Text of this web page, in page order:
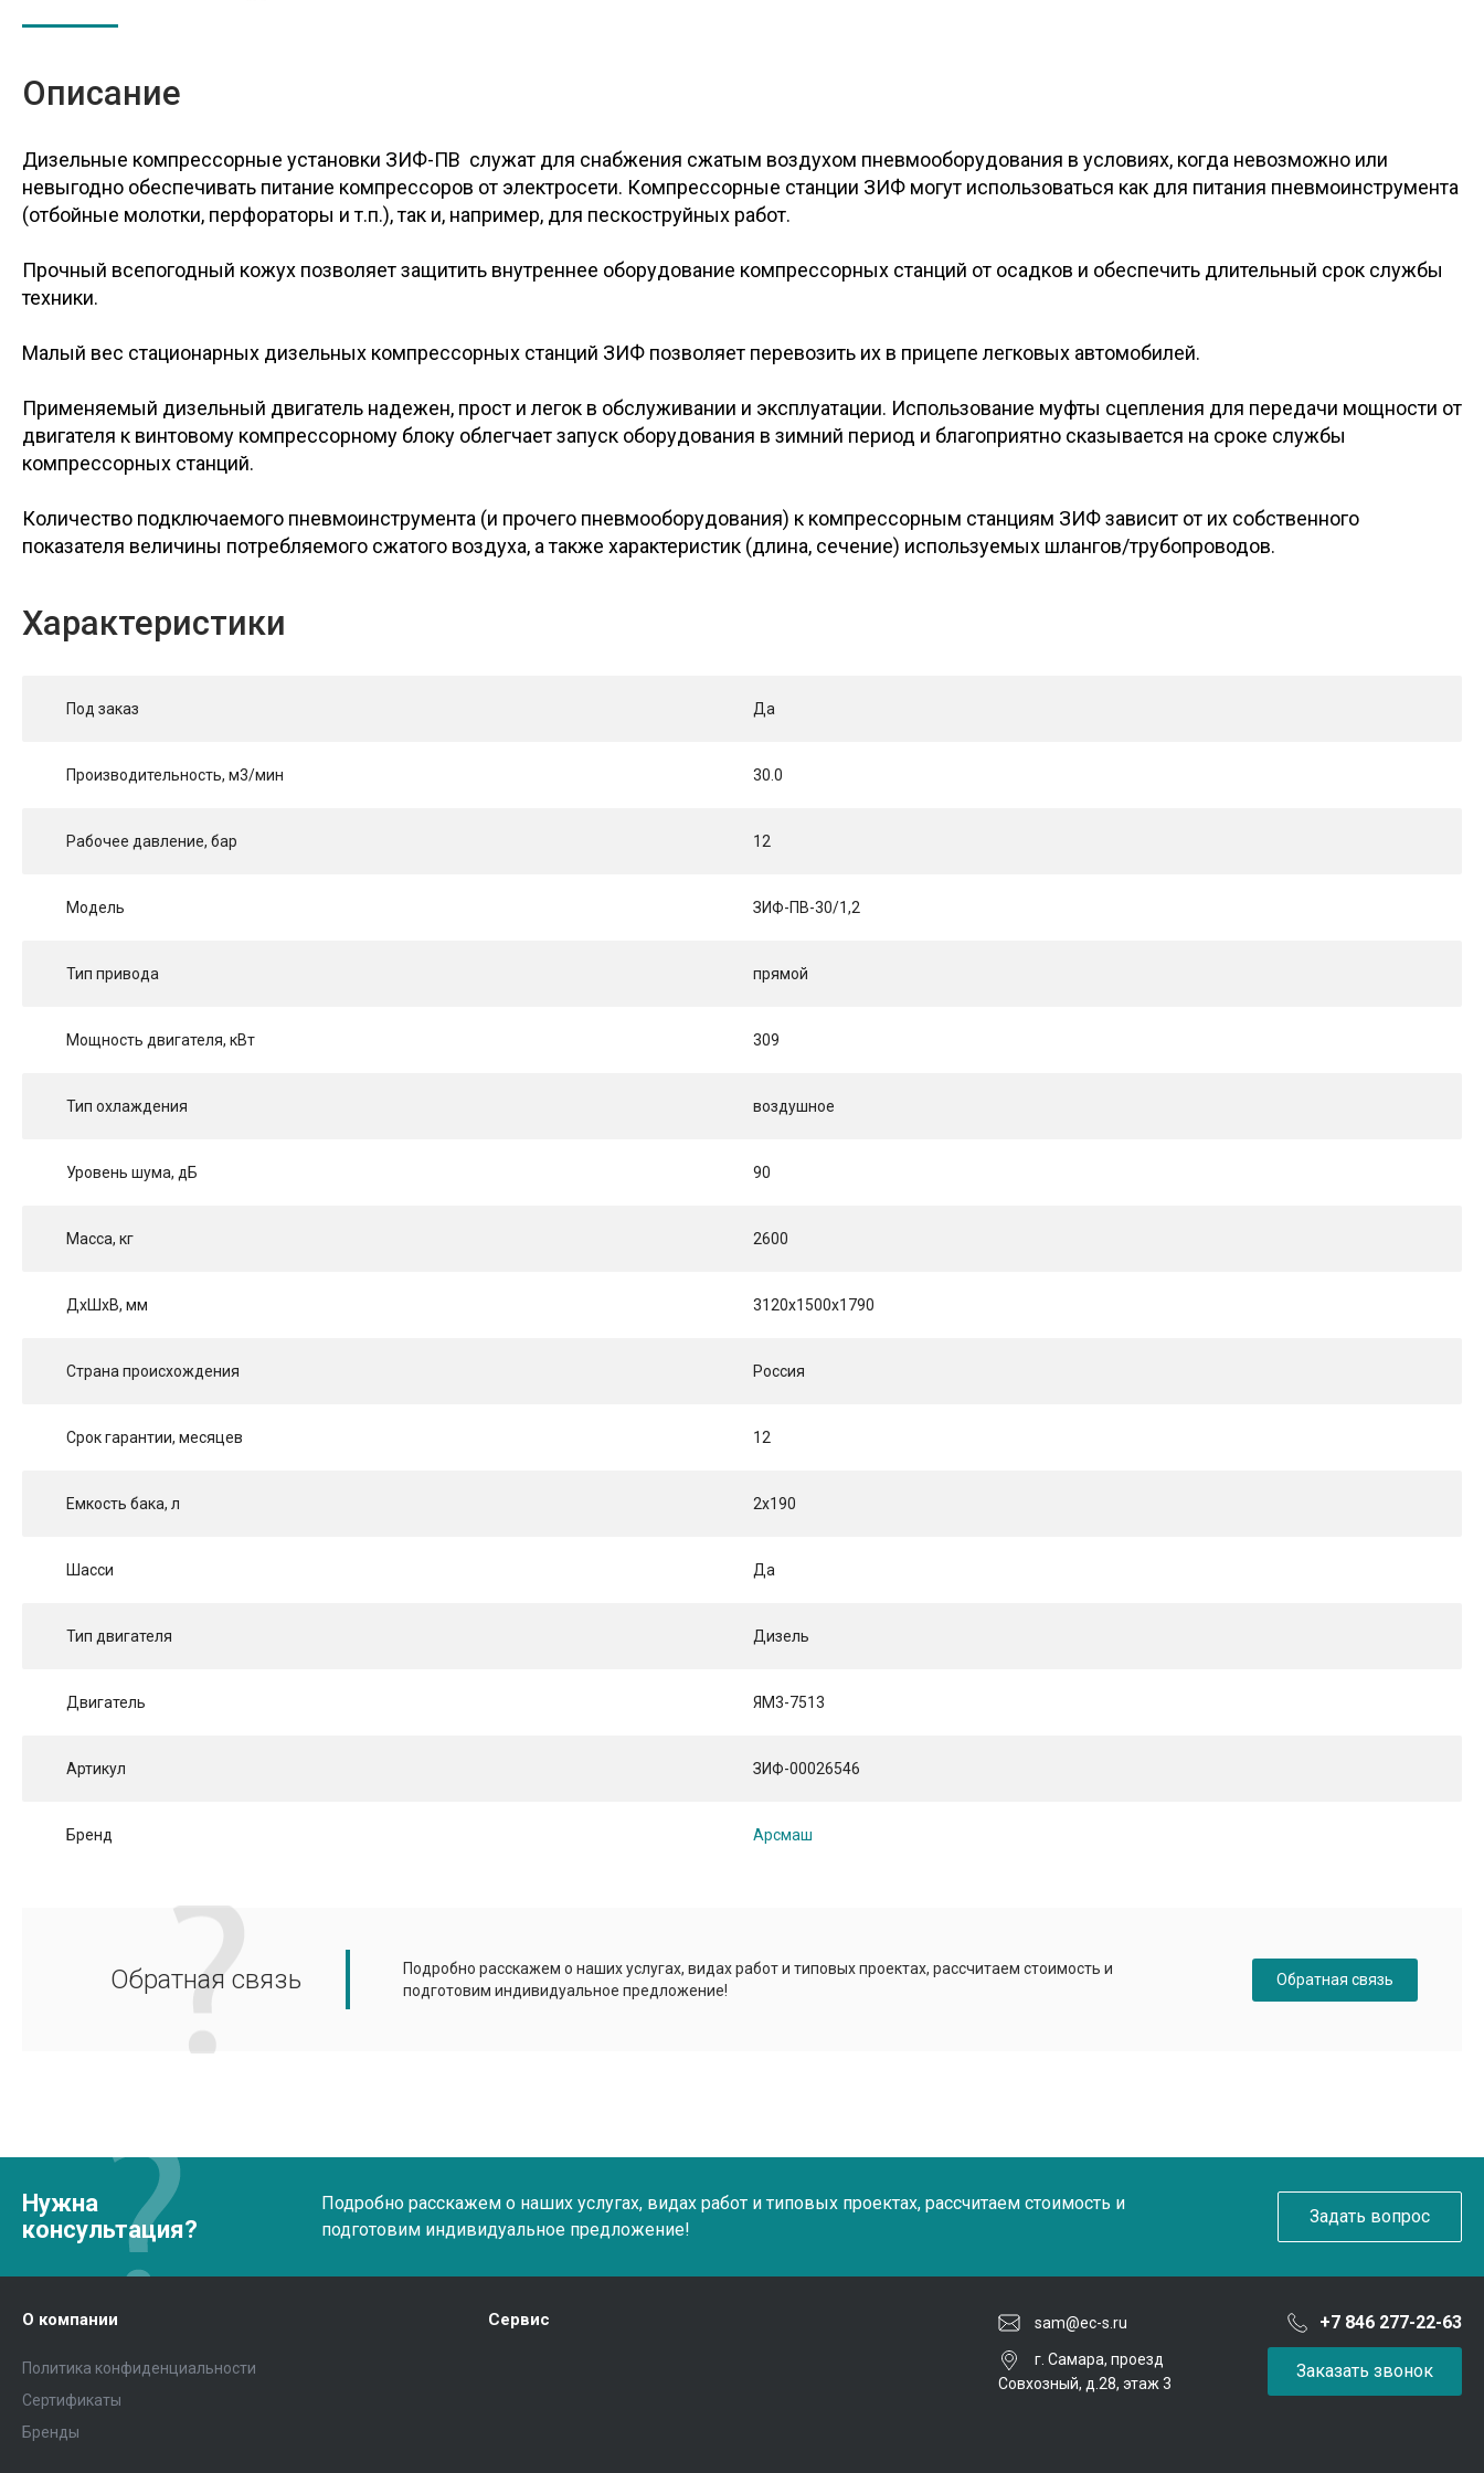
Описание
Дизельные компрессорные установки ЗИФ-ПВ служат для снабжения сжатым воздухом пневмооборудования в условиях, когда невозможно или
невыгодно обеспечивать питание компрессоров от электросети. Компрессорные станции ЗИФ могут использоваться как для питания пневмоинструмента
(отбойные молотки, перфораторы и т.п.), так и, например, для пескоструйных работ.
Прочный всепогодный кожух позволяет защитить внутреннее оборудование компрессорных станций от осадков и обеспечить длительный срок службы
техники.
Малый вес стационарных дизельных компрессорных станций ЗИФ позволяет перевозить их в прицепе легковых автомобилей.
Применяемый дизельный двигатель надежен, прост и легок в обслуживании и эксплуатации. Использование муфты сцепления для передачи мощности от
двигателя к винтовому компрессорному блоку облегчает запуск оборудования в зимний период и благоприятно сказывается на сроке службы
компрессорных станций.
Количество подключаемого пневмоинструмента (и прочего пневмооборудования) к компрессорным станциям ЗИФ зависит от их собственного
показателя величины потребляемого сжатого воздуха, а также характеристик (длина, сечение) используемых шлангов/трубопроводов.
Характеристики
Под заказ Да
Производительность, м3/мин 30.0
Рабочее давление, бар 12
Модель ЗИФ-ПВ-30/1,2
Тип привода прямой
Мощность двигателя, кВт 309
Тип охлаждения воздушное
Уровень шума, дБ 90
Масса, кг 2600
ДхШхВ, мм 3120х1500х1790
Страна происхождения Россия
Срок гарантии, месяцев 12
Емкость бака, л 2х190
Шасси Да
Тип двигателя Дизель
Двигатель ЯM3-7513
Артикул ЗИФ-00026546
Бренд Арсмаш
Обратная связь
Подробно расскажем о наших услугах, видах работ и типовых проектах, рассчитаем стоимость и
подготовим индивидуальное предложение!
Обратная связь
Нужна
консультация?
Подробно расскажем о наших услугах, видах работ и типовых проектах, рассчитаем стоимость и
подготовим индивидуальное предложение!
Задать вопрос
О компании
Политика конфиденциальности
Сертификаты
Бренды
Сервис sam@ec-s.ru +7 846 277-22-63
г. Самара, проезд
Совхозный, д.28, этаж 3
Заказать звонок